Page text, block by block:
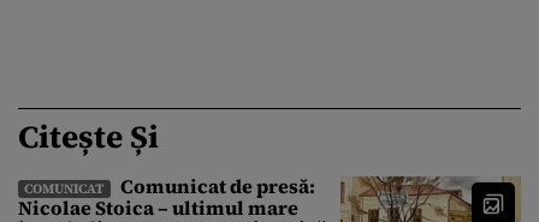
Citește Și
COMUNICAT
Comunicat de presă:
Nicolae Stoica – ultimul mare